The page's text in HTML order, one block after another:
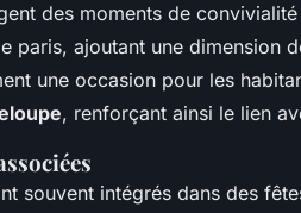
des moments de
paris, ajoutant une dimension
une occasion pour les
, renforçant ainsi le lien
souvent intégrés dans des